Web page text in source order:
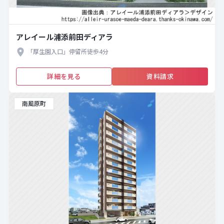
アレイール浦添前田ディアラ
「厚生園入口」停留所徒歩4分
詳細を見る 資料請求
南風原町